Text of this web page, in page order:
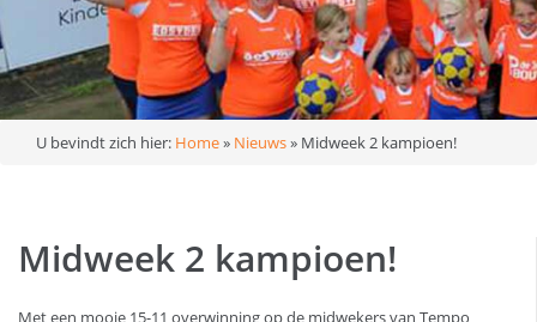
U bevindt zich hier: Home» Nieuws» Midweek 2 kampioen!
Midweek 2 kampioen!
Met een mooie 15-11 overwinning op de midwekers van Tempo